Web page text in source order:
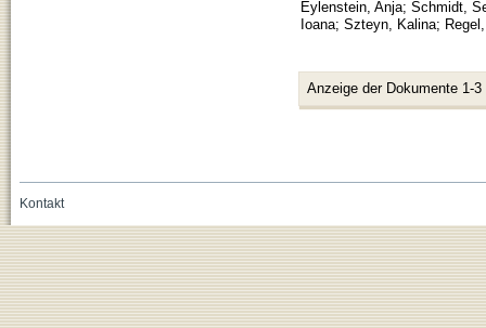
Eylenstein, Anja; Schmidt,
Ioana; Szteyn, Kalina;
Anzeige der Dokumente 1-3
Kontakt